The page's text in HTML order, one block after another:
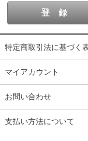
特定商取引法に基づく
マイアカウント
お問い合わせ
支払い方法について